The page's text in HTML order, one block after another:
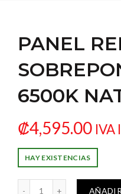
PANEL
6500K
₡4,595.00 IVA
HAY EXISTENCIAS
6W 6500K NATURE